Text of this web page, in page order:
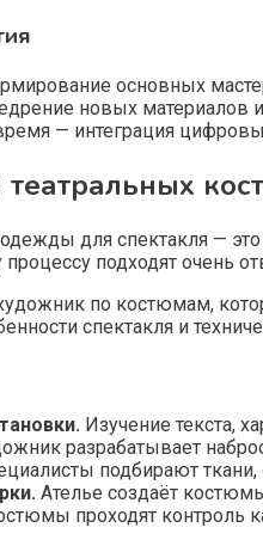
основных
новых материалов
— интеграция
для спектакля —
подходят очень
по костюмам,
спектакля и
Изучение текста,
разрабатывает
подбирают
Ателье создаёт
проходят контроль